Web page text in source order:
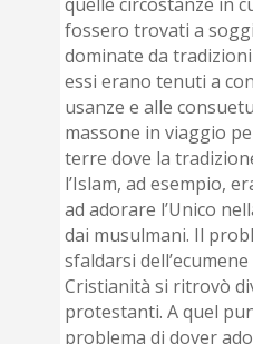
fossero trovati a
dominate da
essi erano tenuti a
usanze e alle
massone in viaggio
terre dove la
l’Islam, ad esempio,
ad adorare l’Unico
dai musulmani. Il
sfaldarsi
Cristianità si ritrovò
protestanti. A quel
problema di dover